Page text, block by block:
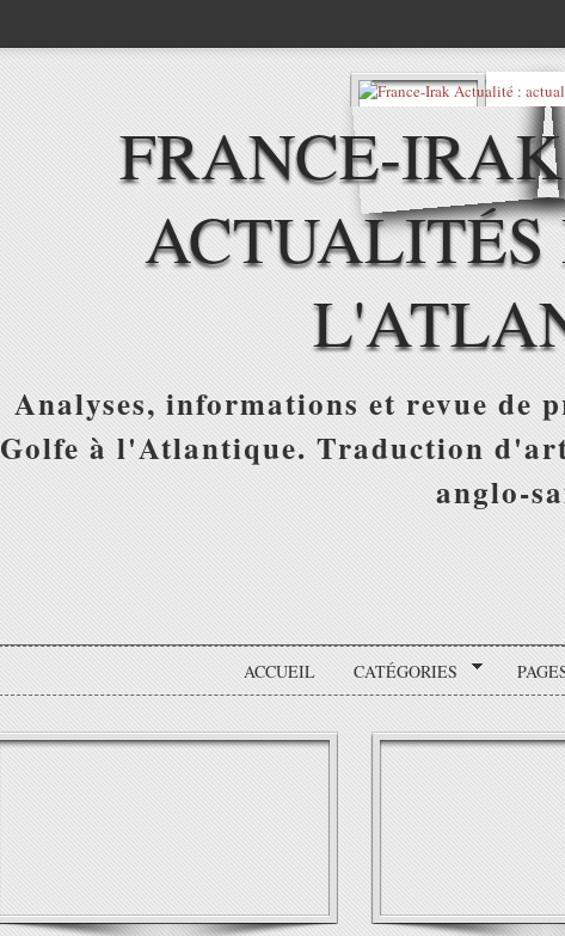
FRANCE-
Analyses, informations et revue de
Golfe à l'Atlantique. Traduction
anglo-
ACCUEIL CATÉGORIES